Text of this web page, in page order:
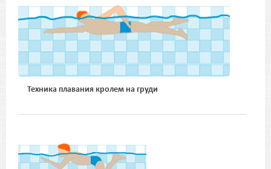
Техника плавания кролем на груди